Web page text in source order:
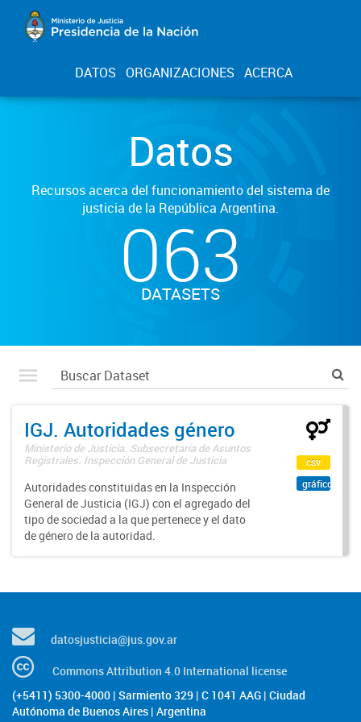
DATOS ORGANIZACIONES ACERCA
Datos
Recursos acerca del funcionamiento del sistema de
justicia de la República Argentina.
063
DATASETS
IGJ. Autoridades género
Ministerio de Justicia. Subsecretaría de Asuntos
Registrales. Inspección General de Justicia
Autoridades constituidas en la Inspección
General de Justicia (IGJ) con el agregado del
tipo de sociedad a la que pertenece y el dato
de género de la autoridad.
csv
gráfico
datosjusticia@jus.gov.ar
Commons Attribution 4.0 International license
(+5411) 5300-4000 | Sarmiento 329 | C 1041 AAG | Ciudad
Autónoma de Buenos Aires | Argentina